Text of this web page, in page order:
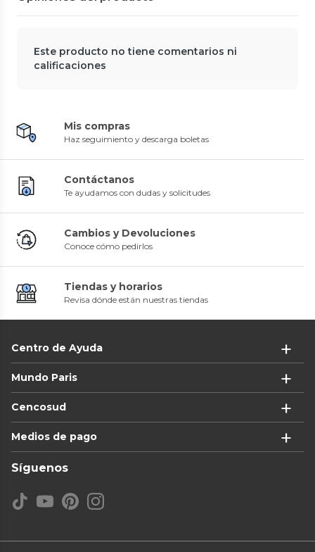
Este producto no tiene comentarios ni
calificaciones
Mis compras
Haz seguimiento y descarga boletas
Contáctanos
Te ayudamos con dudas y solicitudes
Cambios y Devoluciones
Conoce cómo pedirlos
Tiendas y horarios
Revisa dónde están nuestras tiendas
Centro de Ayuda
Mundo Paris
Cencosud
Medios de pago
Síguenos